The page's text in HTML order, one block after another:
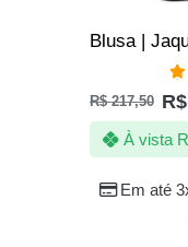
R$217,50 R$
Em até
À vista